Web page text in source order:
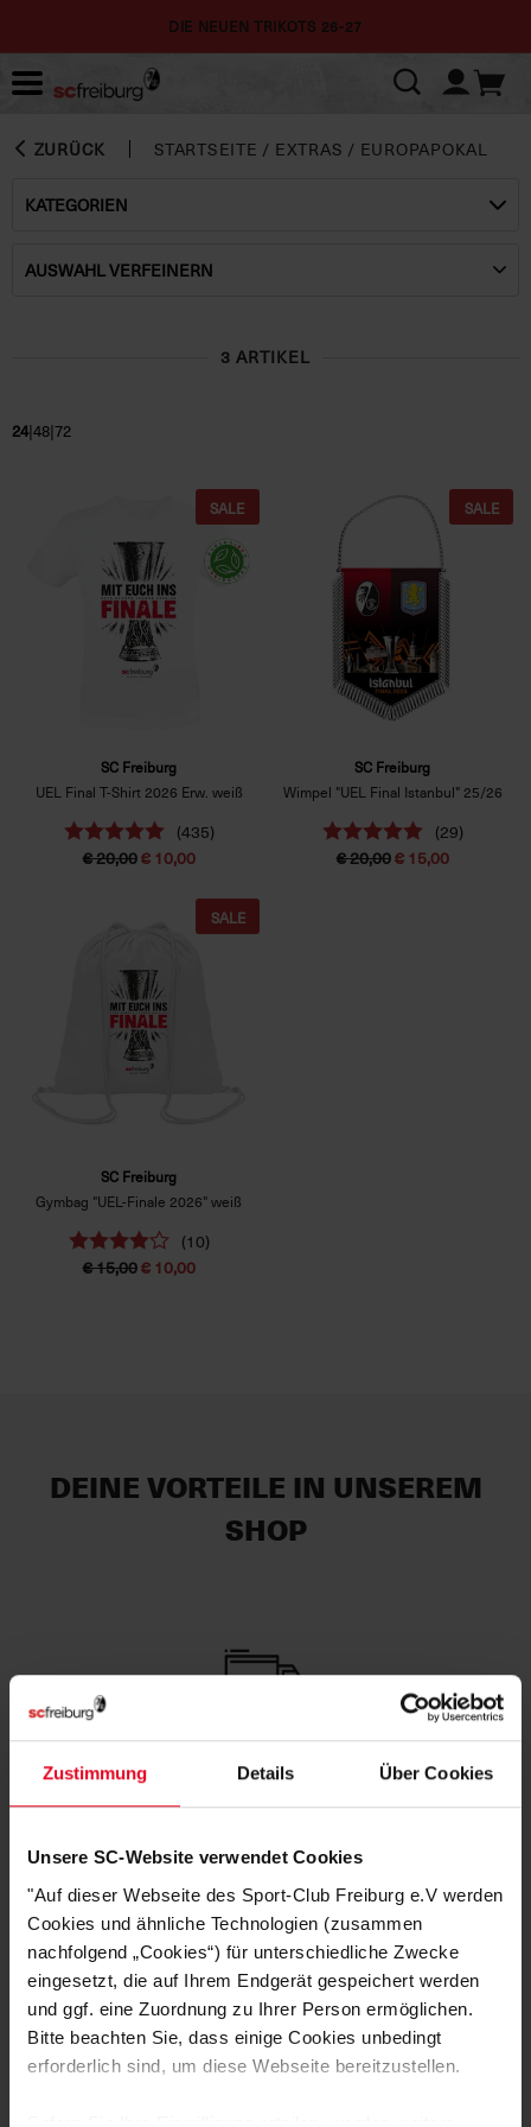
Zustimmung Details Über Cookies
Unsere SC-Website verwendet Cookies
"Auf dieser Webseite des Sport-Club Freiburg e.V werden
Cookies und ähnliche Technologien (zusammen
nachfolgend „Cookies“) für unterschiedliche Zwecke
eingesetzt, die auf Ihrem Endgerät gespeichert werden
und ggf. eine Zuordnung zu Ihrer Person ermöglichen.
Bitte beachten Sie, dass einige Cookies unbedingt
erforderlich sind, um diese Webseite bereitzustellen.
Sofern Sie Ihre Einwilligung erteilen, werden weitere
DIE NEUEN TRIKOTS 26-27
ZURÜCK STARTSEITE / EXTRAS / EUROPAPOKAL
KATEGORIEN
AUSWAHL VERFEINERN
3 ARTIKEL
24|48|72
SC Freiburg
UEL Final T-Shirt 2026 Erw. weiß
(435)
€ 20,00€ 10,00
SALE
SC Freiburg
Wimpel "UEL Final Istanbul" 25/26
(29)
€ 20,00€ 15,00
SALE
SC Freiburg
Gymbag "UEL-Finale 2026" weiß
(10)
€ 15,00€ 10,00
SALE
DEINE VORTEILE IN UNSEREM
SHOP
Lieferung innerhalb von 1 - 3 Werktagen.
Hohe Qualitätsstandards
Unser Produktsortiment unterliegt regelmäßigen
Qualitätskontrollen, um deinen und unseren hohen
Qualitätsstandards zu entsprechen.